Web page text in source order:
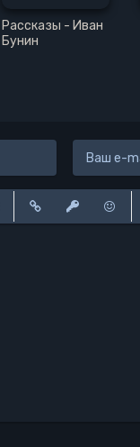
Рассказы - Иван
Бунин